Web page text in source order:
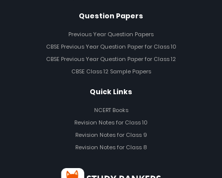
Question Papers
Previous Year Question Papers
CBSE Previous Year Question Paper for Class 10
CBSE Previous Year Question Paper for Class 12
CBSE Class 12 Sample Papers
Quick Links
NCERT Books
Revision Notes for Class 10
Revision Notes for Class 9
Revision Notes for Class 8